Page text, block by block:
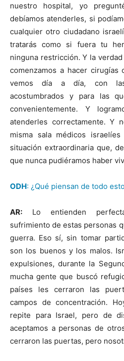
nuestro hospital, yo
debíamos atenderles, si
cualquier otro ciudadano
tratarás como si fuera tu
ninguna restricción. Y la
comenzamos a hacer cirugías
vemos día a día, con
acostumbrados y para las
convenientemente. Y
atenderles correctamente. Y
misma sala médicos
situación extraordinaria que,
que nunca pudiéramos haber
ODH: ¿Qué piensan de todo
AR: Lo entienden
sufrimiento de estas personas
guerra. Eso sí, sin tomar
son los buenos y los malos.
expulsiones, durante la
mucha gente que buscó
países les cerraron las
campos de concentración.
repite para Israel, pero de
aceptamos a personas de
cerraron las puertas, pero